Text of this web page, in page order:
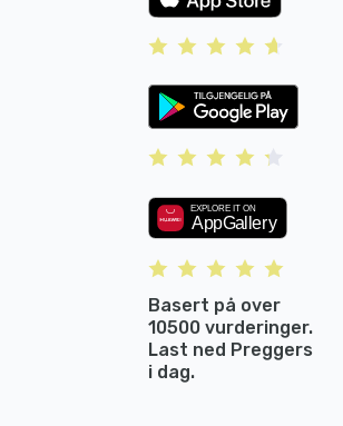
Basert på over
10500 vurderinger.
Last ned Preggers
i dag.